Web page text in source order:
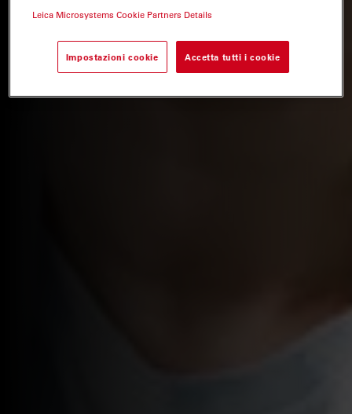
Leica Microsystems Cookie Partners Details
Impostazioni cookie Accetta tutti i cookie